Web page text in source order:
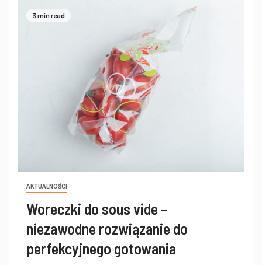
3 min read
AKTUALNOŚCI
Woreczki do sous vide –
niezawodne rozwiązanie do
perfekcyjnego gotowania